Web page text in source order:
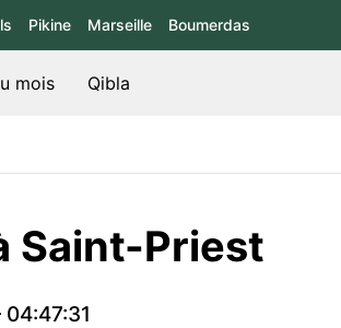
Pikine Marseille Boumerdas
mois Qibla
Saint-Priest
04:47:31